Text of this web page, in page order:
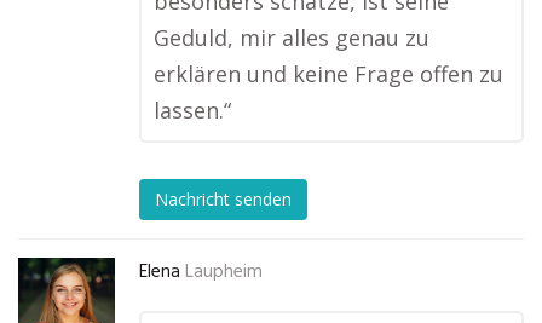
Geduld, mir alles genau zu
erklären und keine Frage offen zu
lassen.“
Nachricht senden
Elena Laupheim